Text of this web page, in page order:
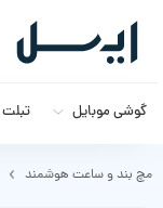
گوشی موبایل تبلت
مچ بند و ساعت هوشمند